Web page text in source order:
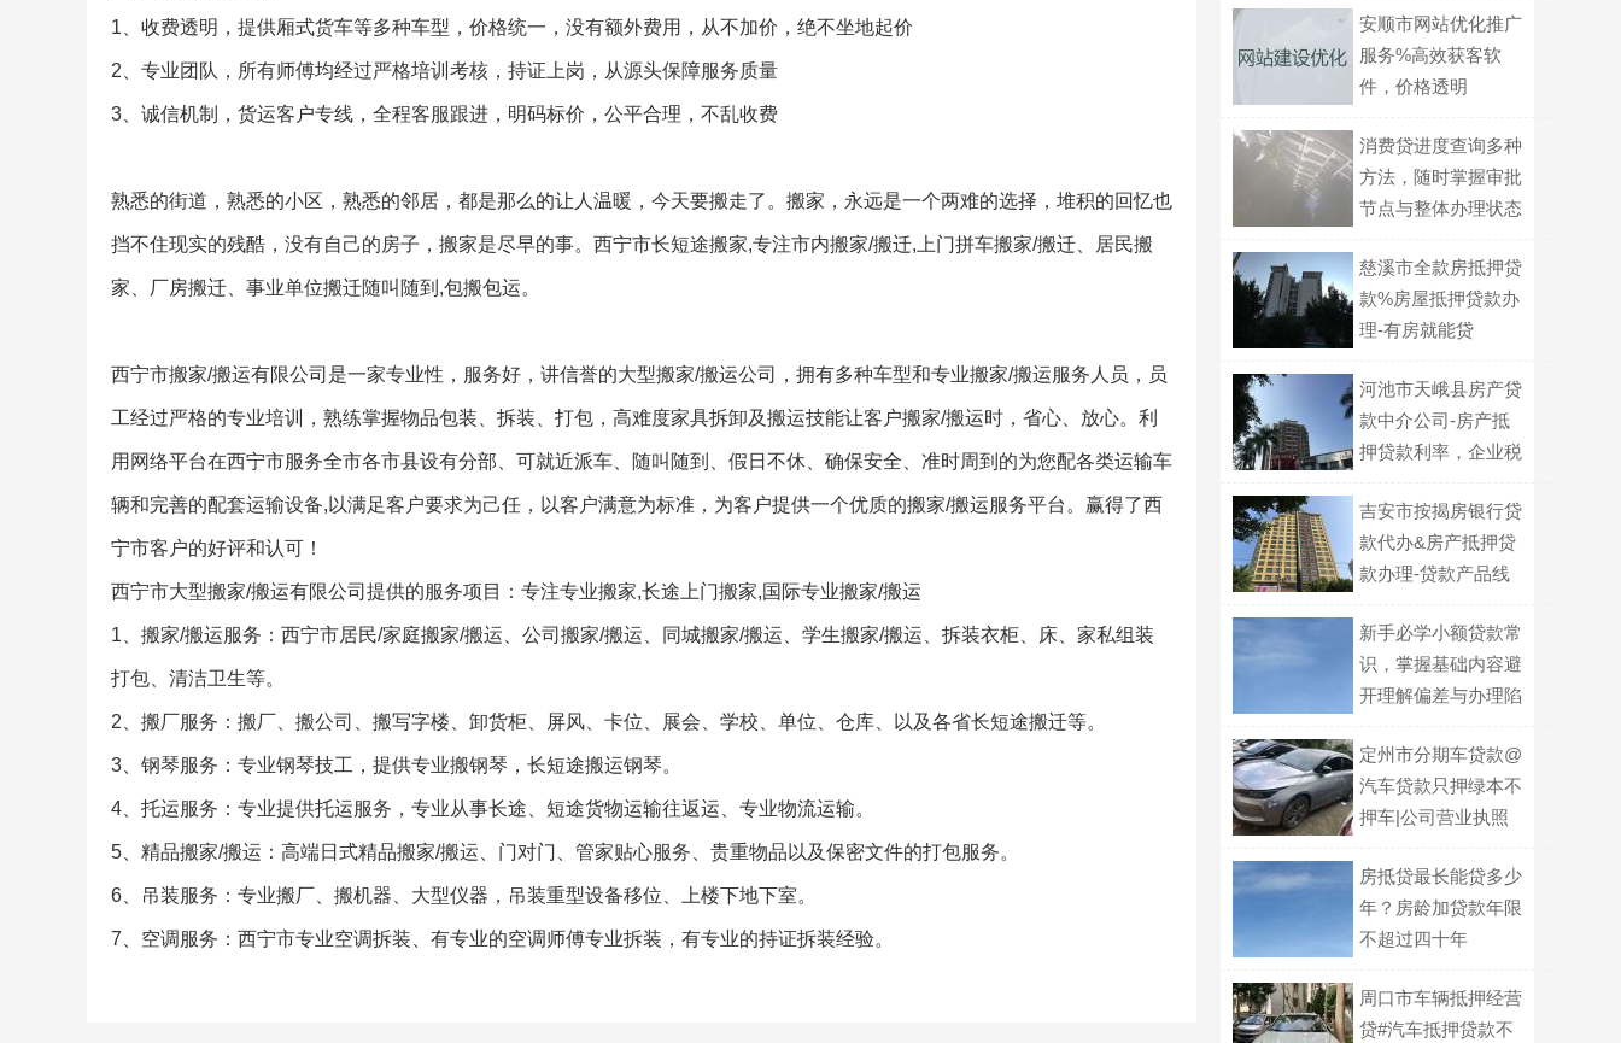
1、收费透明，提供厢式货车等多种车型，价格统一，没有额外费用，从不加价，绝不坐地起价
2、专业团队，所有师傅均经过严格培训考核，持证上岗，从源头保障服务质量
3、诚信机制，货运客户专线，全程客服跟进，明码标价，公平合理，不乱收费
熟悉的街道，熟悉的小区，熟悉的邻居，都是那么的让人温暖，今天要搬走了。搬家，永远是一个两难的选择，堆积的回忆也
挡不住现实的残酷，没有自己的房子，搬家是尽早的事。西宁市长短途搬家,专注市内搬家/搬迁,上门拼车搬家/搬迁、居民搬
家、厂房搬迁、事业单位搬迁随叫随到,包搬包运。
西宁市搬家/搬运有限公司是一家专业性，服务好，讲信誉的大型搬家/搬运公司，拥有多种车型和专业搬家/搬运服务人员，员
工经过严格的专业培训，熟练掌握物品包装、拆装、打包，高难度家具拆卸及搬运技能让客户搬家/搬运时，省心、放心。利
用网络平台在西宁市服务全市各市县设有分部、可就近派车、随叫随到、假日不休、确保安全、准时周到的为您配各类运输车
辆和完善的配套运输设备,以满足客户要求为己任，以客户满意为标准，为客户提供一个优质的搬家/搬运服务平台。赢得了西
宁市客户的好评和认可！
西宁市大型搬家/搬运有限公司提供的服务项目：专注专业搬家,长途上门搬家,国际专业搬家/搬运
1、搬家/搬运服务：西宁市居民/家庭搬家/搬运、公司搬家/搬运、同城搬家/搬运、学生搬家/搬运、拆装衣柜、床、家私组装
打包、清洁卫生等。
2、搬厂服务：搬厂、搬公司、搬写字楼、卸货柜、屏风、卡位、展会、学校、单位、仓库、以及各省长短途搬迁等。
3、钢琴服务：专业钢琴技工，提供专业搬钢琴，长短途搬运钢琴。
4、托运服务：专业提供托运服务，专业从事长途、短途货物运输往返运、专业物流运输。
5、精品搬家/搬运：高端日式精品搬家/搬运、门对门、管家贴心服务、贵重物品以及保密文件的打包服务。
6、吊装服务：专业搬厂、搬机器、大型仪器，吊装重型设备移位、上楼下地下室。
7、空调服务：西宁市专业空调拆装、有专业的空调师傅专业拆装，有专业的持证拆装经验。
安顺市网站优化推广
服务%高效获客软
件，价格透明
消费贷进度查询多种
方法，随时掌握审批
节点与整体办理状态
慈溪市全款房抵押贷
款%房屋抵押贷款办
理-有房就能贷
河池市天峨县房产贷
款中介公司-房产抵
押贷款利率，企业税
吉安市按揭房银行贷
款代办&房产抵押贷
款办理-贷款产品线
新手必学小额贷款常
识，掌握基础内容避
开理解偏差与办理陷
定州市分期车贷款@
汽车贷款只押绿本不
押车|公司营业执照
房抵贷最长能贷多少
年？房龄加贷款年限
不超过四十年
周口市车辆抵押经营
贷#汽车抵押贷款不